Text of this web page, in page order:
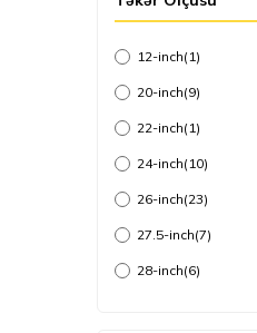
18+ (21)
12-inch(1)
20-inch(9)
22-inch(1)
24-inch(10)
26-inch(23)
27.5-inch(7)
28-inch(6)